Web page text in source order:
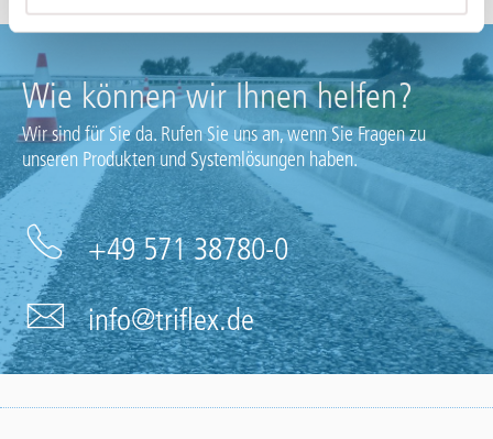
Wie können wir Ihnen helfen?
Wir sind für Sie da. Rufen Sie uns an, wenn Sie Fragen zu
unseren Produkten und Systemlösungen haben.
+49 571 38780-0
info@triflex.de